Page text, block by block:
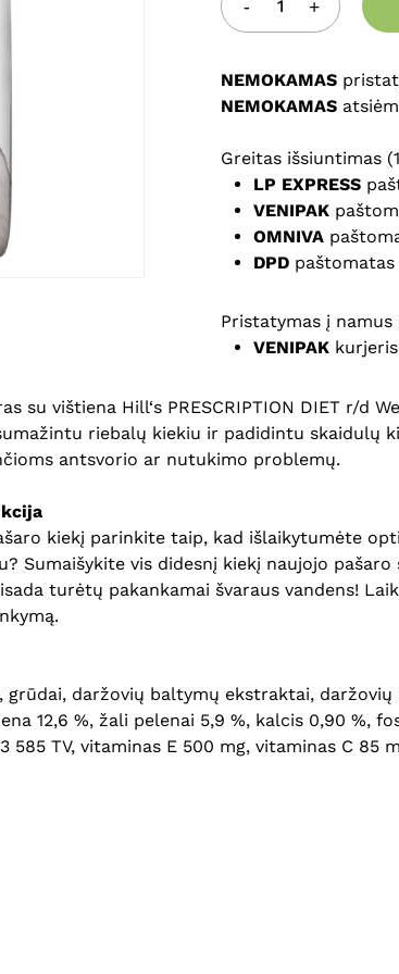
NEMOKAMAS
NEMOKAMAS
Greitas išsiuntimas
LP EXPRESS
VENIPAK
OMNIVA
DPD paštomatas
Pristatymas į namus
VENIPAK
su vištiena Hill‘s PRESCRIPTION DIET r/d
riebalų kiekiu ir padidintu skaidulų
antsvorio ar nutukimo problemų.
kiekį parinkite taip, kad išlaikytumėte
Sumaišykite vis didesnį kiekį naujojo
turėtų pakankamai švaraus vandens!
grūdai, daržovių baltymų ekstraktai,
12,6 %, žali pelenai 5,9 %, kalcis 0,90 %,
585 TV, vitaminas E 500 mg, vitaminas C
Noriu savo
komentarą.